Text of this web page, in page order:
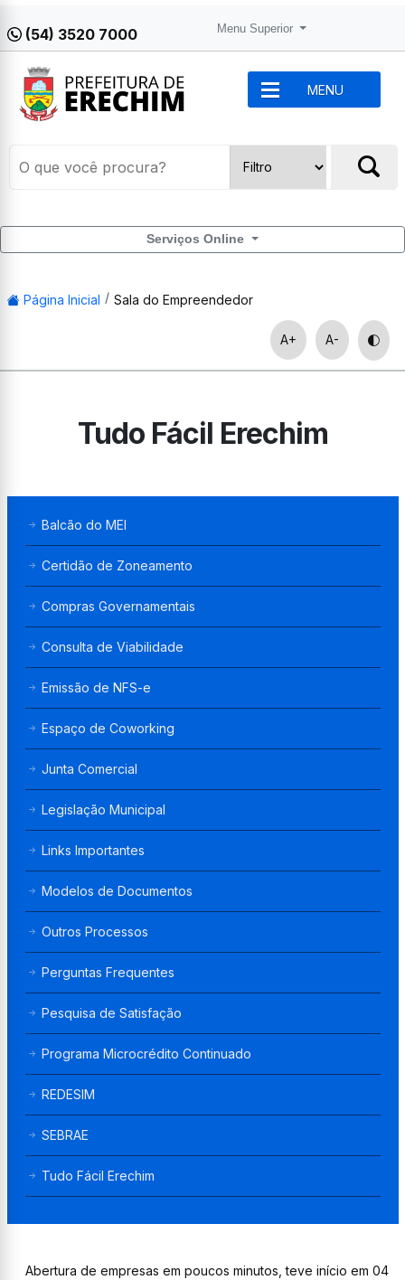
(54) 3520 7000 Menu Superior
MENU
Serviços Online
Página Inicial Sala do Empreendedor
A+ A-
Tudo Fácil Erechim
Balcão do MEI
Certidão de Zoneamento
Compras Governamentais
Consulta de Viabilidade
Emissão de NFS-e
Espaço de Coworking
Junta Comercial
Legislação Municipal
Links Importantes
Modelos de Documentos
Outros Processos
Perguntas Frequentes
Pesquisa de Satisfação
Programa Microcrédito Continuado
REDESIM
SEBRAE
Tudo Fácil Erechim
Abertura de empresas em poucos minutos, teve início em 04